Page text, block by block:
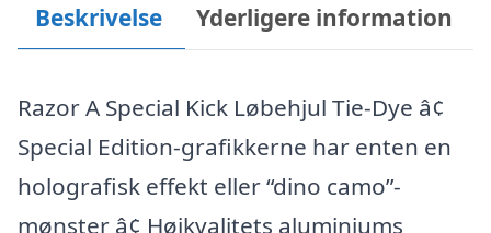
Beskrivelse Yderligere information
Razor A Special Kick Løbehjul Tie-Dye â¢
Special Edition-grafikkerne har enten en
holografisk effekt eller “dino camo”-
mønster â¢ Højkvalitets aluminiums